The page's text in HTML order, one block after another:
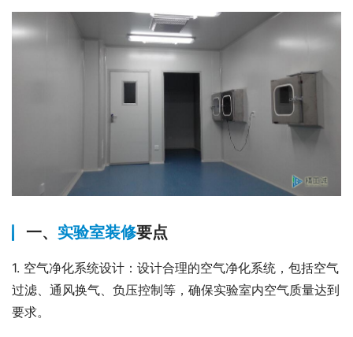
一、 实验室装修要点
1. 空气净化系统设计：设计合理的空气净化系统，包括空气
过滤、通风换气、负压控制等，确保实验室内空气质量达到
要求。